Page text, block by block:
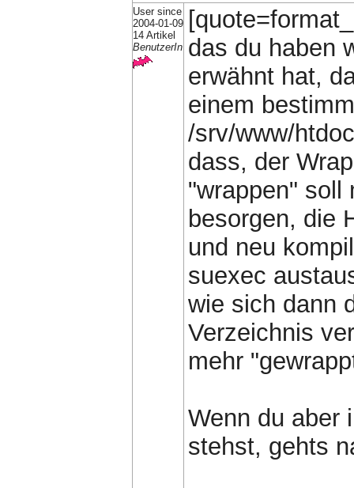
User since
2004-01-09
14 Artikel
BenutzerIn das du haben
erwähnt hat,
einem
/srv/www/
dass, der
"wrappen" soll
besorgen, die
und neu
suexec
wie sich dann
Verzeichnis
mehr
Wenn du aber
stehst, gehts